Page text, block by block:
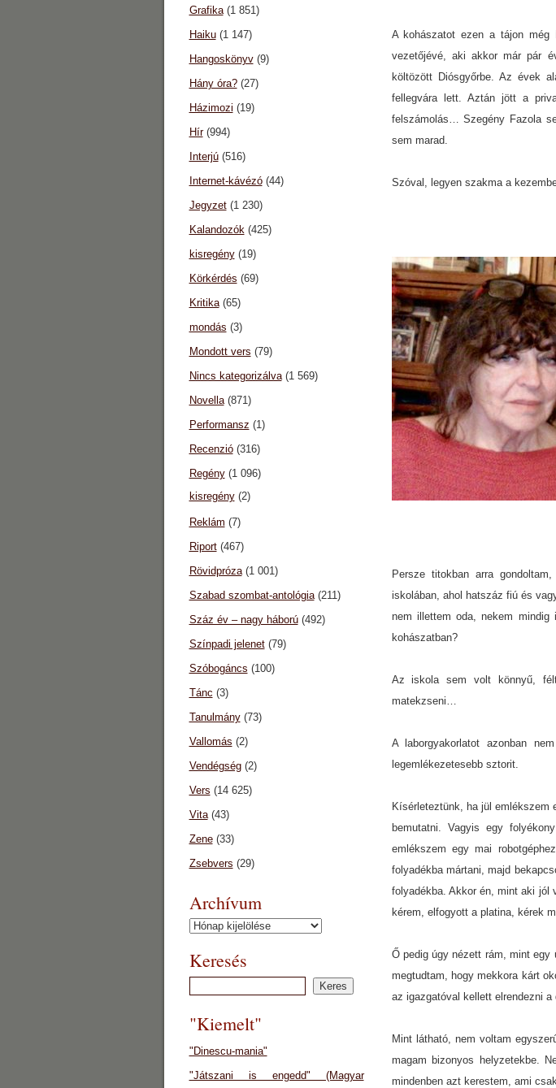
A kohászatot ezen a tájon még
vezetőjévé, aki akkor már pár
költözött Diósgyőrbe. Az évek
fellegvára lett. Aztán jött a
felszámolás… Szegény Fazola
sem marad.
Szóval, legyen szakma a
Persze titokban arra
iskolában, ahol hatszáz fiú és
nem illettem oda, nekem
kohászatban?
Az iskola sem volt könnyű,
matekzseni…
A laborgyakorlatot azonban
legemlékezetesebb sztorit.
Kísérleteztünk, ha jül
bemutatni. Vagyis egy
emlékszem egy mai
folyadékba mártani, majd
folyadékba. Akkor én, mint aki jól
kérem, elfogyott a platina, kérek
Ő pedig úgy nézett rám, mint
megtudtam, hogy mekkora kárt
az igazgatóval kellett elrendezni a
Mint látható, nem voltam
magam bizonyos helyzetekbe.
mindenben azt kerestem, ami
Grafika(1 851)
Haiku(1 147)
Hangoskönyv(9)
Hány óra?(27)
Házimozi (19)
Hír(994)
Interjú(516)
Internet-kávézó(44)
Jegyzet(1 230)
Kalandozók(425)
kisregény(19)
Körkérdés (69)
Kritika(65)
mondás (3)
Mondott vers (79)
Nincs kategorizálva(1 569)
Novella(871)
Performansz (1)
Recenzió(316)
Regény(1 096)
kisregény(2)
Reklám (7)
Riport(467)
Rövidpróza(1 001)
Szabad szombat-antológia(211)
Száz év – nagy háború(492)
Színpadi jelenet(79)
Szóbogáncs (100)
Tánc (3)
Tanulmány(73)
Vallomás (2)
Vendégség(2)
Vers (14 625)
Vita(43)
Zene(33)
Zsebvers (29)
Archívum
Archívum
Keresés
"Kiemelt"
"Dinescu-mania"
"Játszani is engedd" (Magyar